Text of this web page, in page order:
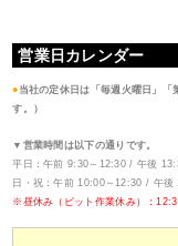
営業日カレンダー
● 当社の定休日は「毎週火曜日」
す。）
▼営業時間は以下の通りです。
平日：午前 9:30～12:30 / 午後
日・祝：午前 10:00～12:30 / 午後
※昼休み（ピット作業休み）：